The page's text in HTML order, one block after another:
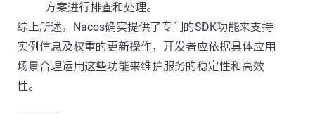
方案进行排查和处理。
综上所述，Nacos确实提供了专门的SDK功能来支持
实例信息及权重的更新操作，开发者应依据具体应用
场景合理运用这些功能来维护服务的稳定性和高效
性。
---------------